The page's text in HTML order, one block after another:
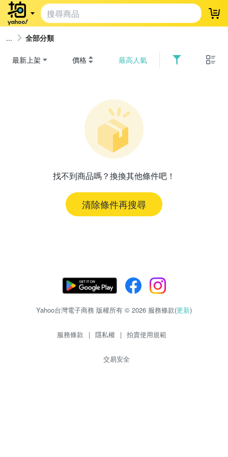
登
全部分類
最新上架 價格 最高人氣
找不到商品嗎？換換其他條件吧！
清除條件再搜尋
Yahoo台灣電子商務 版權所有 © 2026 服務條款(更新)
服務條款 | 隱私權 | 拍賣使用規範
交易安全